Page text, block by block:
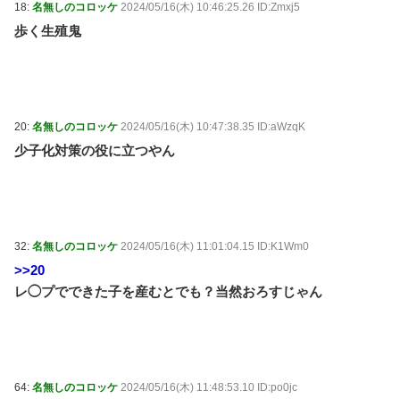
18: 名無しのコロッケ 2024/05/16(木) 10:46:25.26 ID:Zmxj5
歩く生殖鬼
20: 名無しのコロッケ 2024/05/16(木) 10:47:38.35 ID:aWzqK
少子化対策の役に立つやん
32: 名無しのコロッケ 2024/05/16(木) 11:01:04.15 ID:K1Wm0
>>20
レ◯プでできた子を産むとでも？当然おろすじゃん
64: 名無しのコロッケ 2024/05/16(木) 11:48:53.10 ID:po0jc